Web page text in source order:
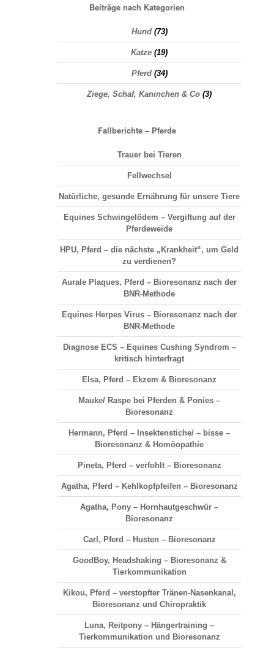
Beiträge nach Kategorien
Hund(73)
Katze (19)
Pferd(34)
Ziege, Schaf, Kaninchen & Co (3)
Fallberichte – Pferde
Trauer bei Tieren
Fellwechsel
Natürliche, gesunde Ernährung für unsere Tiere
Equines Schwingelödem – Vergiftung auf der
Pferdeweide
HPU, Pferd – die nächste „Krankheit“, um Geld
zu verdienen?
Aurale Plaques, Pferd – Bioresonanz nach der
BNR-Methode
Equines Herpes Virus – Bioresonanz nach der
BNR-Methode
Diagnose ECS – Equines Cushing Syndrom –
kritisch hinterfragt
Elsa, Pferd – Ekzem & Bioresonanz
Mauke/ Raspe bei Pferden & Ponies –
Bioresonanz
Hermann, Pferd – Insektenstiche/ – bisse –
Bioresonanz & Homöopathie
Pineta, Pferd – verfohlt – Bioresonanz
Agatha, Pferd – Kehlkopfpfeifen – Bioresonanz
Agatha, Pony – Hornhautgeschwür –
Bioresonanz
Carl, Pferd – Husten – Bioresonanz
GoodBoy, Headshaking – Bioresonanz &
Tierkommunikation
Kikou, Pferd – verstopfter Tränen-Nasenkanal,
Bioresonanz und Chiropraktik
Luna, Reitpony – Hängertraining –
Tierkommunikation und Bioresonanz